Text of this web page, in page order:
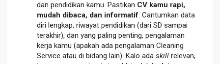
dan pendidikan kamu. Pastikan CV kamu rapi,
mudah dibaca, dan informatif. Cantumkan data
diri lengkap, riwayat pendidikan (dari SD sampai
terakhir), dan yang paling penting, pengalaman
kerja kamu (apakah ada pengalaman Cleaning
Service atau di bidang lain). Kalo ada skill relevan,